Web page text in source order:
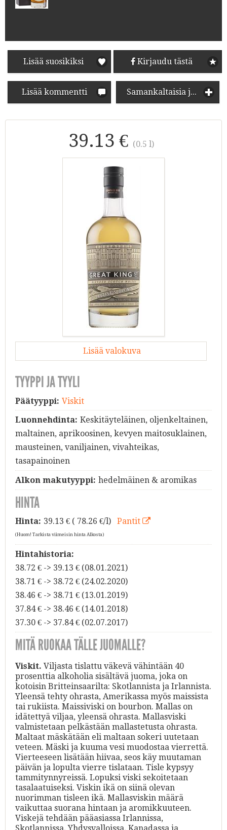
Lisää suosikiksi Kirjaudu tästä
Lisää kommentti Samankaltaisia juomia
39.13 € (0.5 l)
Lisää valokuva
TYYPPI JA TYYLI
Päätyyppi: Viskit
Luonnehdinta: Keskitäyteläinen, oljenkeltainen,
maltainen, aprikoosinen, kevyen maitosuklainen,
mausteinen, vaniljainen, vivahteikas,
tasapainoinen
Alkon makutyyppi: hedelmäinen & aromikas
HINTA
Hinta: 39.13 € ( 78.26 €/l) Pantit
(Huom! Tarkista viimeisin hinta Alkosta)
Hintahistoria:
38.72 € -> 39.13 € (08.01.2021)
38.71 € -> 38.72 € (24.02.2020)
38.46 € -> 38.71 € (13.01.2019)
37.84 € -> 38.46 € (14.01.2018)
37.30 € -> 37.84 € (02.07.2017)
MITÄ RUOKAA TÄLLE JUOMALLE?
Viskit. Viljasta tislattu väkevä vähintään 40
prosenttia alkoholia sisältävä juoma, joka on
kotoisin Britteinsaarilta: Skotlannista ja Irlannista.
Yleensä tehty ohrasta, Amerikassa myös maissista
tai rukiista. Maissiviski on bourbon. Mallas on
idätettyä viljaa, yleensä ohrasta. Mallasviski
valmistetaan pelkästään mallastetusta ohrasta.
Maltaat mäskätään eli maltaan sokeri uutetaan
veteen. Mäski ja kuuma vesi muodostaa vierrettä.
Vierteeseen lisätään hiivaa, seos käy muutaman
päivän ja lopulta vierre tislataan. Tisle kypsyy
tammitynnyreissä. Lopuksi viski sekoitetaan
tasalaatuiseksi. Viskin ikä on siinä olevan
nuorimman tisleen ikä. Mallasviskin määrä
vaikuttaa suorana hintaan ja aromikkuuteen.
Viskejä tehdään pääasiassa Irlannissa,
Skotlannissa, Yhdysvalloissa, Kanadassa ja